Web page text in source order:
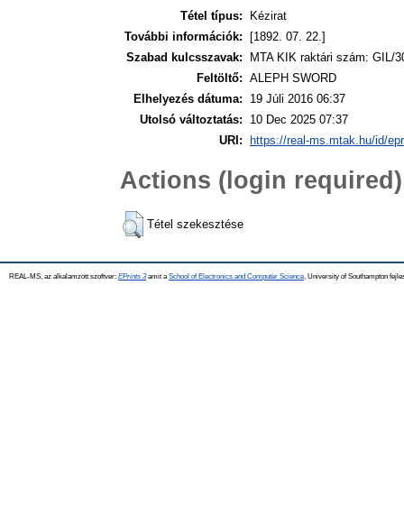
Tétel típus:
Kézirat
További információk:
[1892. 07. 22.]
Szabad kulcsszavak:
MTA KIK raktári szám: GIL/
Feltöltő: ALEPH SWORD
Elhelyezés dátuma:
19 Júli 2016 06:37
Utolsó változtatás:
10 Dec 2025 07:37
URI:
https://real-ms.mtak.hu/id/
Actions (login required)
Tétel szekesztése
REAL-MS, az alkalamzott szoftver: EPrints 3amit a School of Electronics and Computer Science , University of Southampton